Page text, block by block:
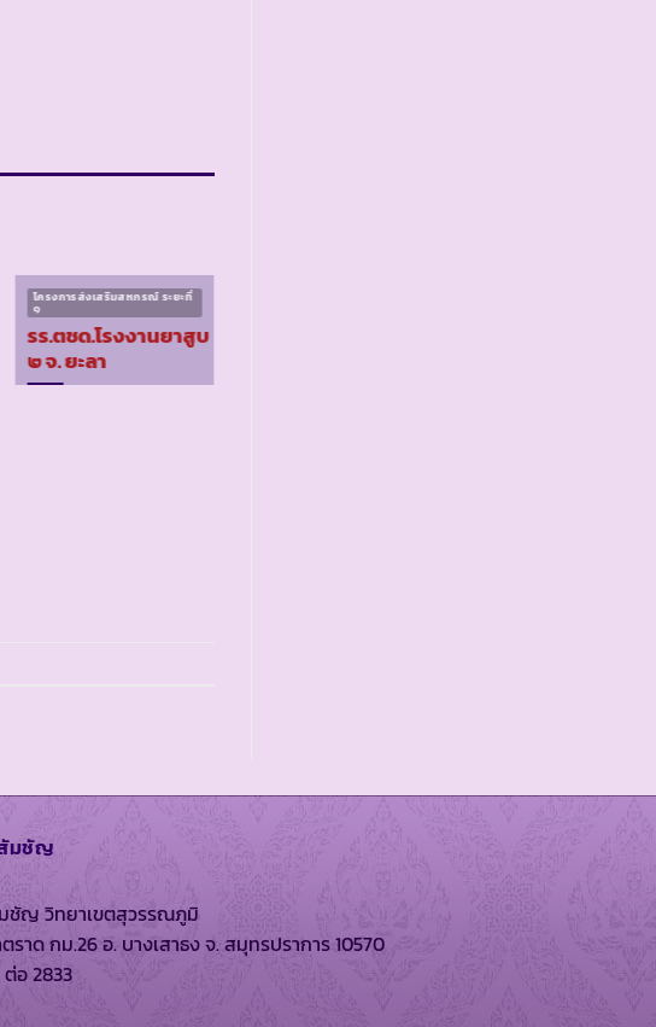
โครงการส่งเสริมสหกรณ์ ระยะที่
๑
รร.ตชด.โรงงานยาสูบ
๒ จ. ยะลา
มชัญ
ชัญ วิทยาเขตสุวรรณภูมิ
าด กม.26 อ. บางเสาธง จ. สมุทรปราการ 10570
ต่อ 2833